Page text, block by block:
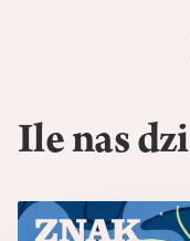
Ile nas